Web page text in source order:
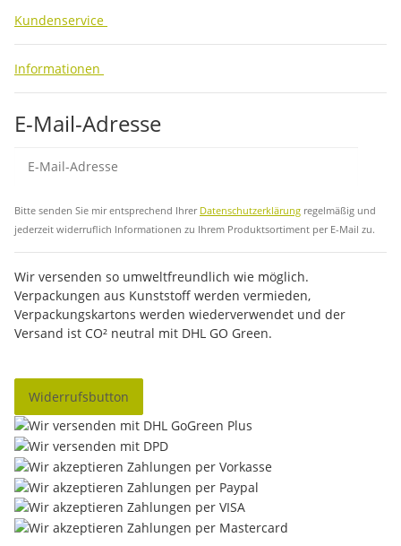
Kundenservice
Informationen
E-Mail-Adresse
Bitte senden Sie mir entsprechend Ihrer Datenschutzerklärung regelmäßig und
jederzeit widerruflich Informationen zu Ihrem Produktsortiment per E-Mail zu.
Wir versenden so umweltfreundlich wie möglich.
Verpackungen aus Kunststoff werden vermieden,
Verpackungskartons werden wiederverwendet und der
Versand ist CO² neutral mit DHL GO Green.
Widerrufsbutton